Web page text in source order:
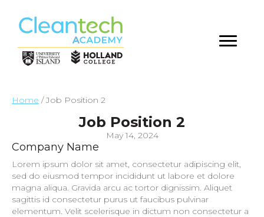
Home /Job Position 2
Job Position 2
May 14, 2024
Company Name
Lorem ipsum dolor sit amet, consectetur adipiscing elit,
sed do eiusmod tempor incididunt ut labore et dolore
magna aliqua. Gravida arcu ac tortor dignissim. Aliquet
sagittis id consectetur purus ut faucibus pulvinar
elementum. Velit scelerisque in dictum non consectetur a